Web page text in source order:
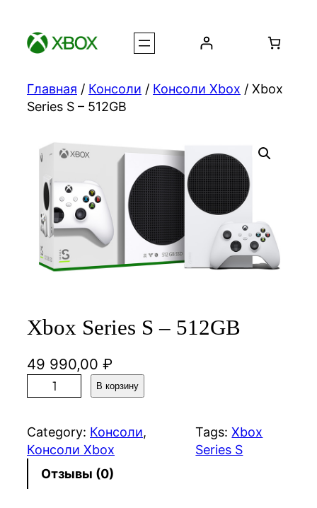
содержимому
Главная / Консоли / Консоли Xbox / Xbox
Series S – 512GB
Xbox Series S – 512GB
49 990,00 ₽
о
и
ч
с
В корзину
Category: Консоли
Консоли Xbox
Tags:Xbox
Series S
Отзывы (0)